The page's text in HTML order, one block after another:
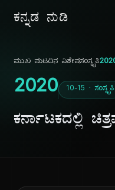
ಕನ್ನಡ ನುಡಿ
ಮುಖ ಪುಟದಿನ ವಿಶೇಷಸಂಸ್ಕೃತಿ
2020 10-15 · ಸಂಸ್ಕೃತಿ
ಕರ್ನಾಟಕದಲ್ಲಿ